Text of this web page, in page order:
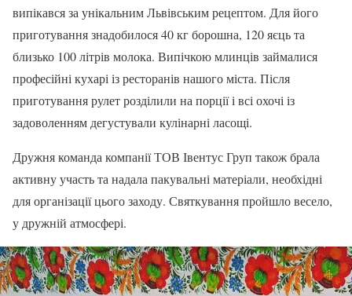
випікався за унікальним Львівським рецептом. Для його
приготування знадобилося 40 кг борошна, 120 яєць та
близько 100 літрів молока. Випічкою млинців займалися
професійні кухарі із ресторанів нашого міста. Після
приготування рулет розділили на порції і всі охочі із
задоволенням дегустували кулінарні ласощі.
Дружня команда компанії ТОВ Івентус Груп також брала
активну участь та надала пакувальні матеріали, необхідні
для організації цього заходу. Святкування пройшло весело,
у дружній атмосфері.